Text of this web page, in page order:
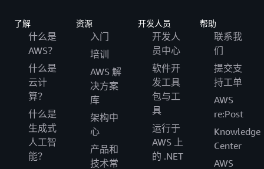
了解
什么是
AWS？
什么是
云计
算？
什么是
生成式
人工智
能？
资源
入门
培训
AWS 解
决方案
库
架构中
心
产品和
技术常
开发人员
开发人
员中心
软件开
发工具
包与工
具
运行于
AWS 上
的 .NET
帮助
联系我
们
提交支
持工单
AWS
re:Post
Knowledge
Center
AWS